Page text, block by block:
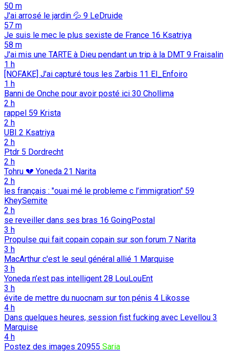
50 m
J'ai arrosé le jardin 💦 9 LeDruide
57 m
Je suis le mec le plus sexiste de France 16 Ksatriya
58 m
J'ai mis une TARTE à Dieu pendant un trip à la DMT 9 Fraisalin
1 h
[NOFAKE] J'ai capturé tous les Zarbis 11 El_Enfoiro
1 h
Banni de Onche pour avoir posté ici 30 Chollima
2 h
rappel 59 Krista
2 h
UBI 2 Ksatriya
2 h
Ptdr 5 Dordrecht
2 h
Tohru 💔 Yoneda 21 Narita
2 h
les français : "ouai mé le probleme c l’immigration" 59
KheySemite
2 h
se reveiller dans ses bras 16 GoingPostal
3 h
Propulse qui fait copain copain sur son forum 7 Narita
3 h
MacArthur c'est le seul général allié 1 Marquise
3 h
Yoneda n’est pas intelligent 28 LouLouEnt
3 h
évite de mettre du nuocnam sur ton pénis 4 Likosse
4 h
Dans quelques heures, session fist fucking avec Levellou 3
Marquise
4 h
Postez des images 20955 Saria